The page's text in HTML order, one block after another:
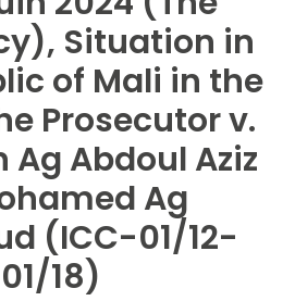
Situation in
of Mali in the
Prosecutor v.
Ag Abdoul Aziz
Ag
(ICC-01/12-
01/18)